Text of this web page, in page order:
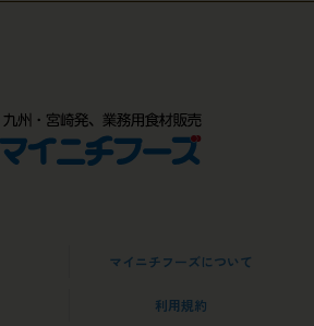
マイニチフーズについて
利用規約